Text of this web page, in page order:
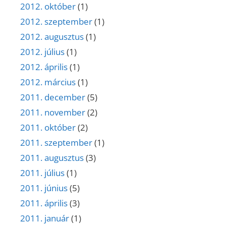
2012. október(1)
2012. szeptember(1)
2012. augusztus(1)
2012. július(1)
2012. április(1)
2012. március(1)
2011. december(5)
2011. november(2)
2011. október(2)
2011. szeptember(1)
2011. augusztus(3)
2011. július(1)
2011. június(5)
2011. április(3)
2011. január(1)